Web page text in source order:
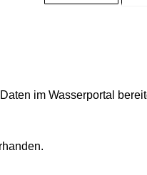
im Wasserportal